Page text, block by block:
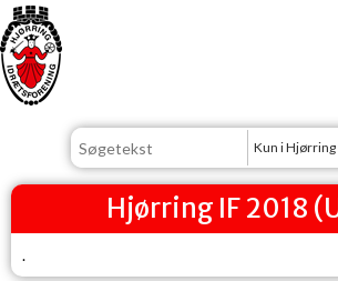
Kun i Hjørring
Hjørring IF 2018
.